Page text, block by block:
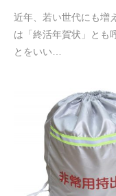
近年、若い世代にも増
は「終活年賀状」とも
とをいい…